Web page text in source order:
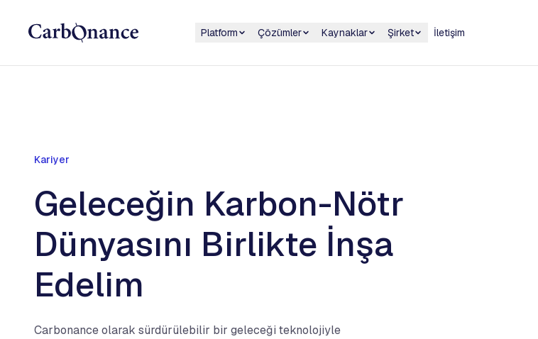
Platform Çözümler Kaynaklar Şirket İletişim
Kariyer
Geleceğin Karbon-Nötr
Dünyasını Birlikte İnşa
Edelim
Carbonance olarak sürdürülebilir bir geleceği teknolojiyle